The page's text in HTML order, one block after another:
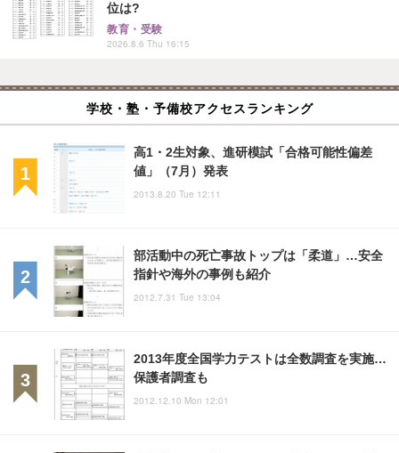
位は?
教育・受験
2026.8.6 Thu 16:15
学校・塾・予備校アクセスランキング
高1・2生対象、進研模試「合格可能性偏差
値」（7月）発表
2013.8.20 Tue 12:11
部活動中の死亡事故トップは「柔道」…安全
指針や海外の事例も紹介
2012.7.31 Tue 13:04
2013年度全国学力テストは全数調査を実施…
保護者調査も
2012.12.10 Mon 12:01